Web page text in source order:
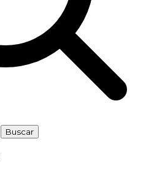
Buscar